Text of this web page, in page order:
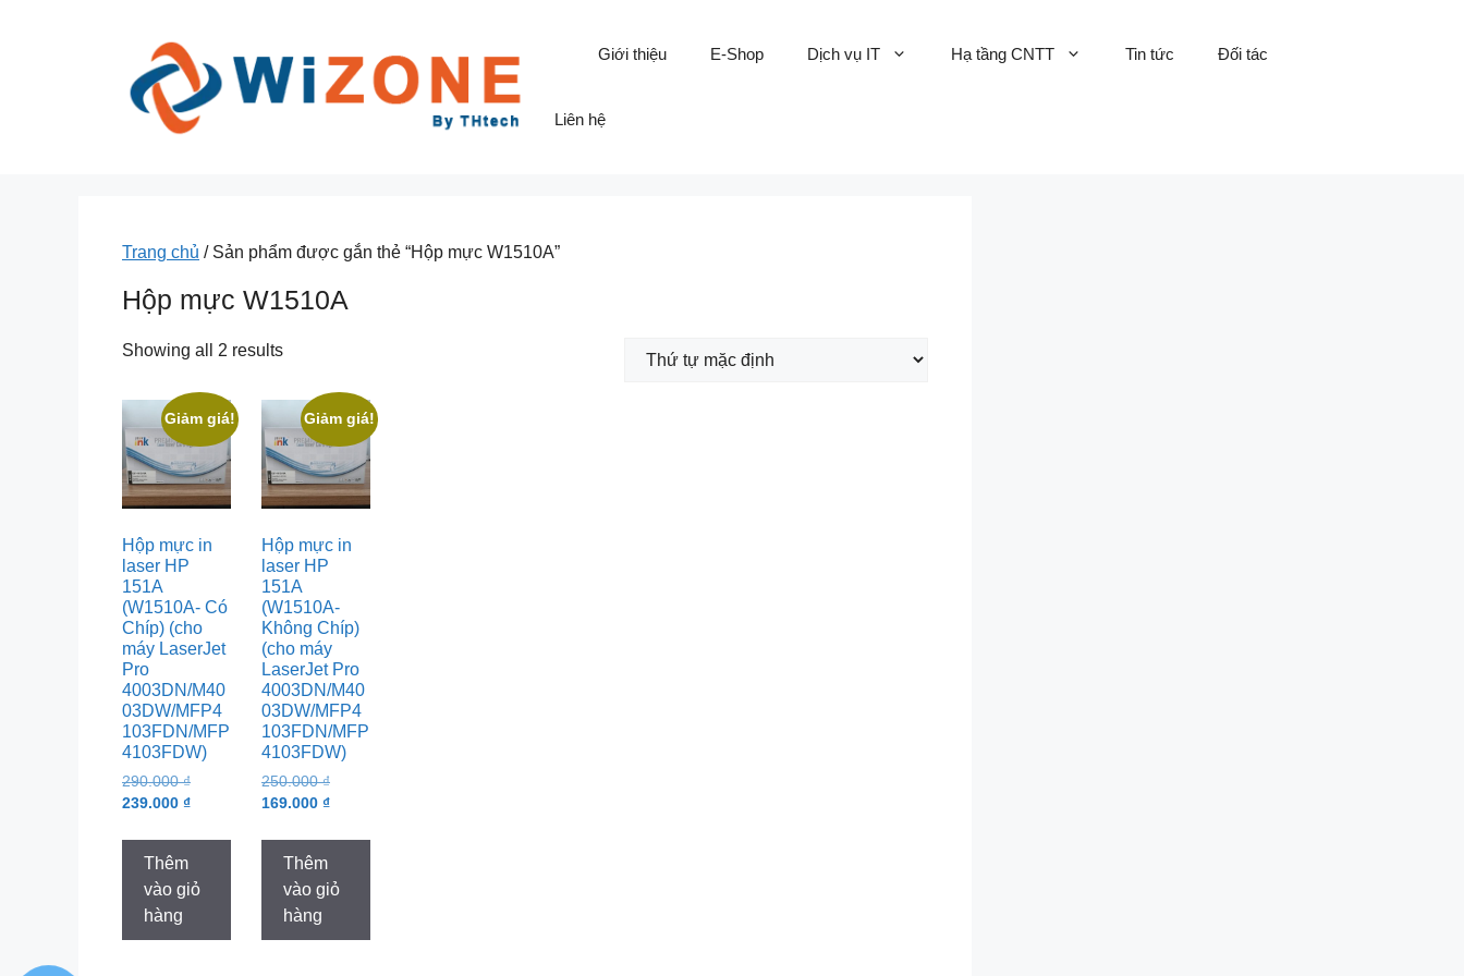
Giới thiệu E-Shop Dịch vụ IT Hạ tầng CNTT Tin tức Đối tác
Liên hệ
Trang chủ / Sản phẩm được gắn thẻ “Hộp mực W1510A”
Hộp mực W1510A
Showing all 2 results
Giảm giá!
Hộp mực in
laser HP
151A
(W1510A- Có
Chíp) (cho
máy LaserJet
Pro
4003DN/M40
03DW/MFP4
103FDN/MFP
4103FDW)
290.000₫Original
price
239.000 ₫Current
Thêm
vào giỏ
hàng
Giảm giá!
Hộp mực in
laser HP
151A
(W1510A-
Không Chíp)
(cho máy
LaserJet Pro
4003DN/M40
03DW/MFP4
103FDN/MFP
4103FDW)
250.000₫Original
price
169.000 ₫Current
Thêm
vào giỏ
hàng